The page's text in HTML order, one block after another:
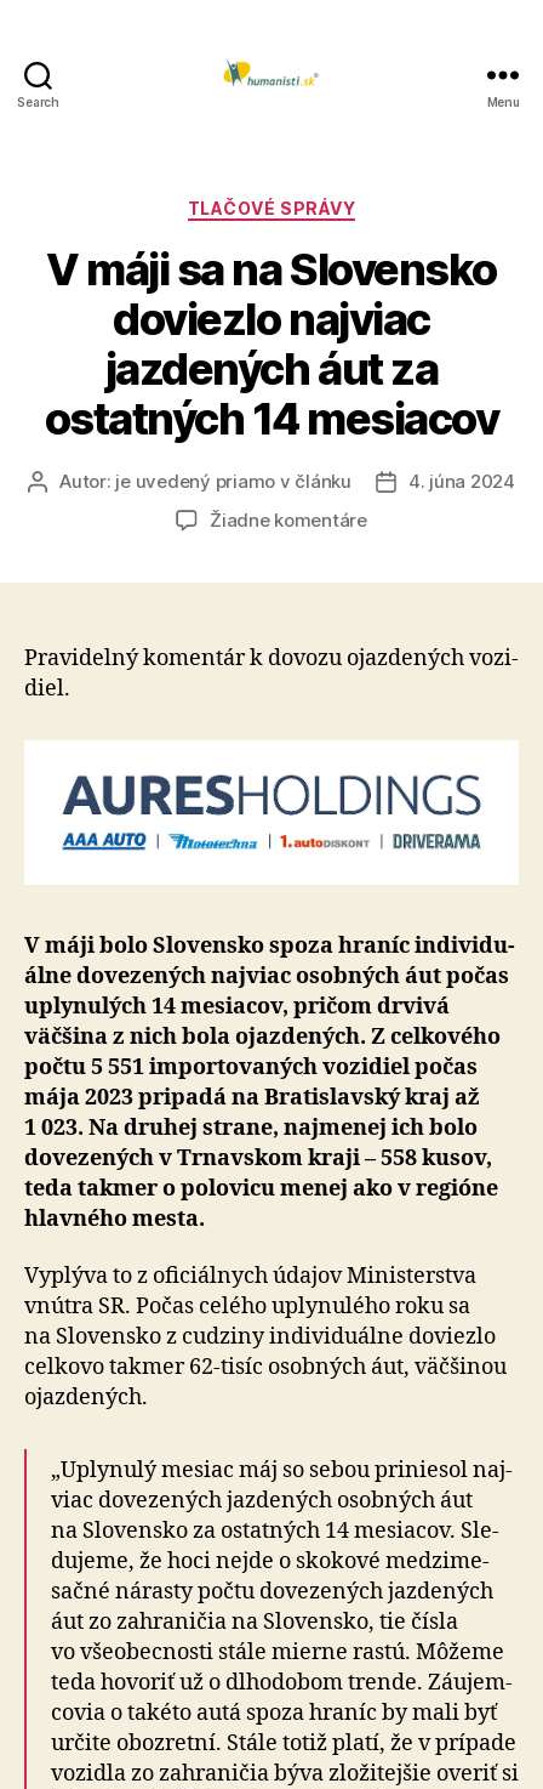
Search Menu
Kategórie
TLAČOVÉ SPRÁVY
V máji sa na Slovensko
doviezlo najviac
jazdených áut za
ostatných 14 mesiacov
AutorAutor: je uvedený priamo v článku
Dátum
4. júna 2024
Žiadne komentárena
Slovensko
za
ostatných
14
Pravidelný komentár k dovozu ojaz­de­ných vo­zi­
diel.
V máji bolo Slovensko spoza hraníc indi­vi­du­
ál­ne do­ve­ze­ných naj­viac osobných áut počas
uply­nu­lých 14 mesiacov, pričom drvivá
väčšina z nich bola ojazde­ných. Z cel­ko­vé­ho
počtu 5 551 im­por­to­va­ných vozidiel počas
mája 2023 pri­padá na Bra­tislav­ský kraj až
1 023. Na dru­hej strane, naj­me­nej ich bolo
dovezených v Trnavskom kraji – 558 kusov,
teda tak­mer o po­lo­vi­cu menej ako v regióne
hlavného mesta.
Vyplýva to z oficiálnych údajov Ministerstva
vnútra SR. Počas celého uplynulého roku sa
na Slo­ven­sko z cudziny indi­vi­du­álne doviezlo
cel­ko­vo tak­mer 62-tisíc osobných áut, väčšinou
ojazdených.
„Uplynulý mesiac máj so sebou priniesol naj­
viac do­ve­ze­ných jazdených osobných áut
na Slo­ven­sko za ostat­ných 14 mesiacov. Sle­
du­je­me, že hoci nejde o sko­kové medzi­me­
sačné nárasty počtu dovezených jazdených
áut zo za­hra­ni­čia na Slo­ven­sko, tie čísla
vo vše­obec­nosti stále mierne rastú. Môžeme
teda hovoriť už o dlho­do­bom trende. Zá­u­jem­
co­via o ta­kéto autá spoza hraníc by mali byť
určite obozretní. Stále totiž platí, že v prí­pa­de
vozidla zo za­hra­ni­čia býva zlo­ži­tej­šie overiť si